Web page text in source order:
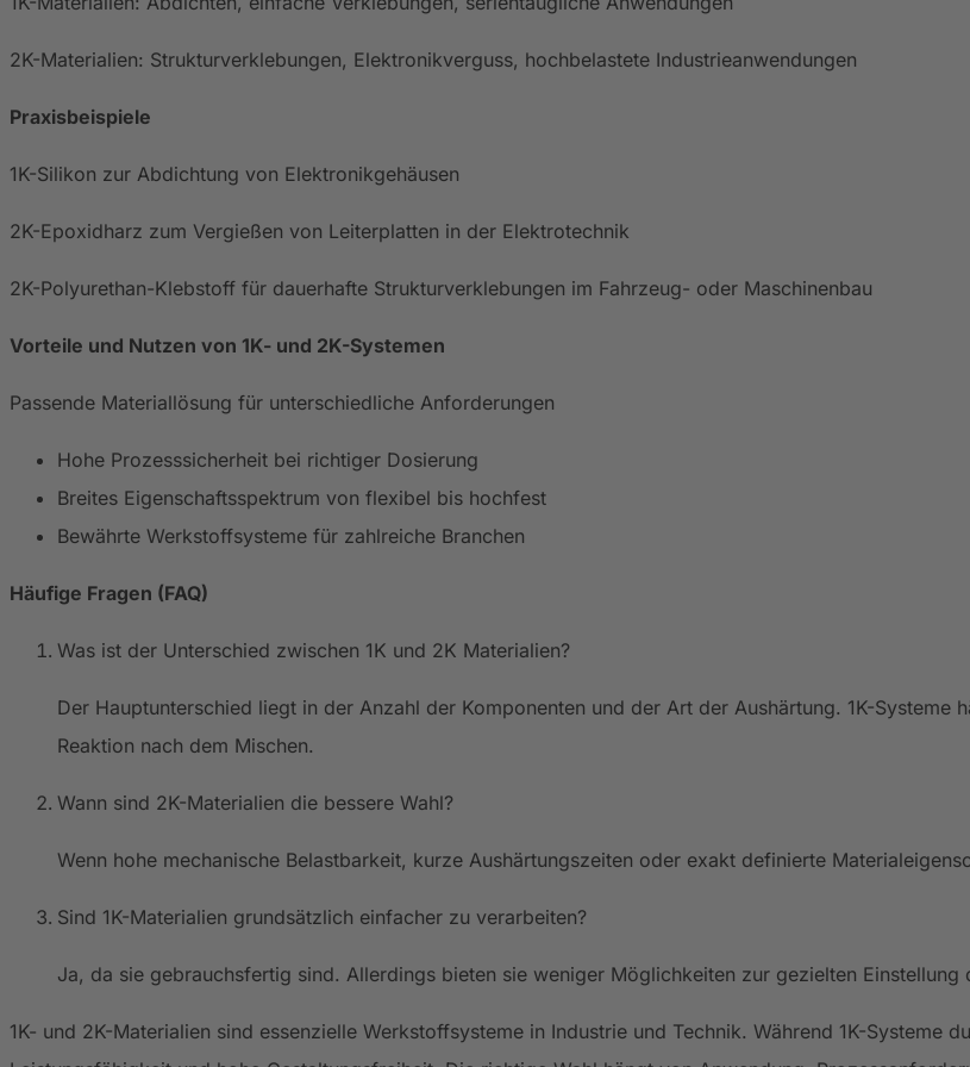
2K-Materialien: Strukturverklebungen, Elektronikverguss, hochbelastete Industrieanwendungen
Praxisbeispiele
1K-Silikon zur Abdichtung von Elektronikgehäusen
2K-Epoxidharz zum Vergießen von Leiterplatten in der Elektrotechnik
2K-Polyurethan-Klebstoff für dauerhafte Strukturverklebungen im Fahrzeug- oder Maschinenbau
Vorteile und Nutzen von 1K- und 2K-Systemen
Passende Materiallösung für unterschiedliche Anforderungen
Hohe Prozesssicherheit bei richtiger Dosierung
Breites Eigenschaftsspektrum von flexibel bis hochfest
Bewährte Werkstoffsysteme für zahlreiche Branchen
Häufige Fragen (FAQ)
Was ist der Unterschied zwischen 1K und 2K Materialien?
Der Hauptunterschied liegt in der Anzahl der Komponenten und der Art der Aushärtung. 1K-Systeme
Reaktion nach dem Mischen.
Wann sind 2K-Materialien die bessere Wahl?
Wenn hohe mechanische Belastbarkeit, kurze Aushärtungszeiten oder exakt definierte
Sind 1K-Materialien grundsätzlich einfacher zu verarbeiten?
Ja, da sie gebrauchsfertig sind. Allerdings bieten sie weniger Möglichkeiten zur gezielten Einstellung
1K- und 2K-Materialien sind essenzielle Werkstoffsysteme in Industrie und Technik. Während 1K-Systeme